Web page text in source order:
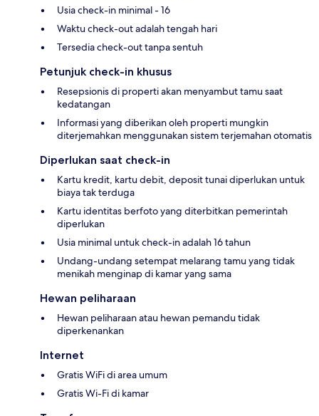
Usia check-in minimal - 16
Waktu check-out adalah tengah hari
Tersedia check-out tanpa sentuh
Petunjuk check-in khusus
Resepsionis di properti akan menyambut tamu saat
kedatangan
Informasi yang diberikan oleh properti mungkin
diterjemahkan menggunakan sistem terjemahan otomatis
Diperlukan saat check-in
Kartu kredit, kartu debit, deposit tunai diperlukan untuk
biaya tak terduga
Kartu identitas berfoto yang diterbitkan pemerintah
diperlukan
Usia minimal untuk check-in adalah 16 tahun
Undang-undang setempat melarang tamu yang tidak
menikah menginap di kamar yang sama
Hewan peliharaan
Hewan peliharaan atau hewan pemandu tidak
diperkenankan
Internet
Gratis WiFi di area umum
Gratis Wi-Fi di kamar